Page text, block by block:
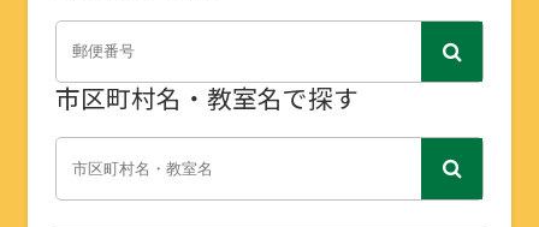
市区町村名・教室名で探す